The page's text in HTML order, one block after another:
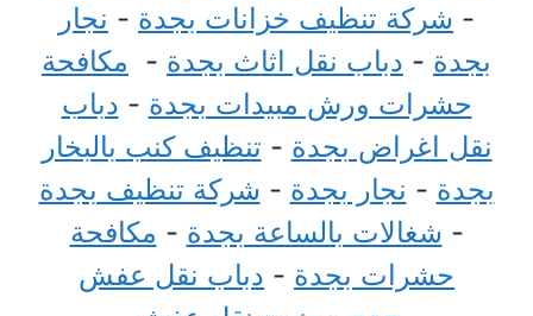
- شركة تنظيف خزانات بجدة - نجار
بجدة - دباب نقل اثاث بجدة - مكافحة
حشرات ورش مبيدات بجدة - دباب
نقل اغراض بجدة - تنظيف كنب بالبخار
بجدة - نجار بجدة - شركة تنظيف بجدة
- شغالات بالساعة بجدة - مكافحة
حشرات بجدة - دباب نقل عفش